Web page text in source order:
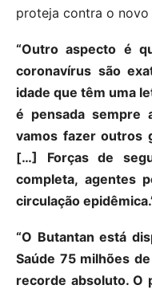
proteja contra o novo
“Outro aspecto é
coronavírus são
idade que têm uma
é pensada sempre
vamos fazer outros
[…] Forças de
completa, agentes
circulação
“O Butantan está
Saúde 75 milhões
recorde absoluto. O